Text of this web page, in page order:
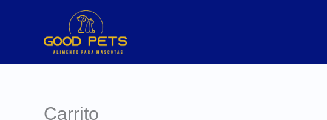
contenido
Carrito